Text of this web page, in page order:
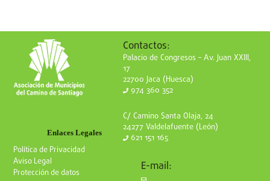
Enlaces Legales
Política de Privacidad
Aviso Legal
Protección de datos
Contactos:
Palacio de Congresos – Av. Juan XXIII,
17
22700 Jaca (Huesca)
974 360 352
C/ Camino Santa Olaja, 24
24277 Valdelafuente (León)
621 151 165
E-mail: